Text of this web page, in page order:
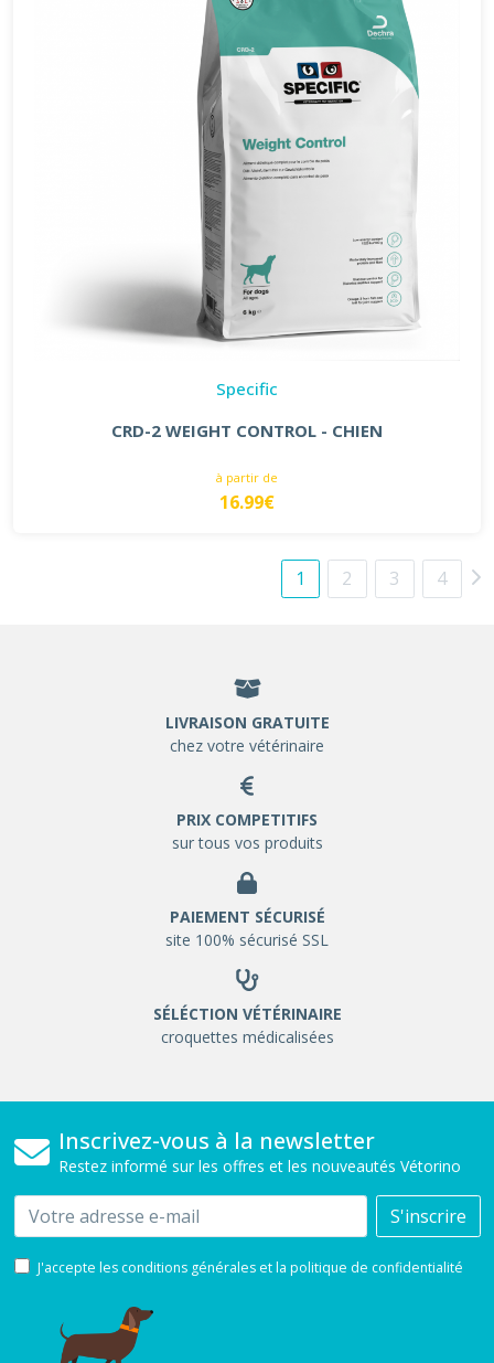
Specific
CRD-2 WEIGHT CONTROL - CHIEN
à partir de
16.99€
1 2 3 4
LIVRAISON GRATUITE
chez votre vétérinaire
PRIX COMPETITIFS
sur tous vos produits
PAIEMENT SÉCURISÉ
site 100% sécurisé SSL
SÉLÉCTION VÉTÉRINAIRE
croquettes médicalisées
Inscrivez-vous à la newsletter
Restez informé sur les offres et les nouveautés Vétorino
Email S'inscrire
J'accepte les conditions générales et la politique de confidentialité